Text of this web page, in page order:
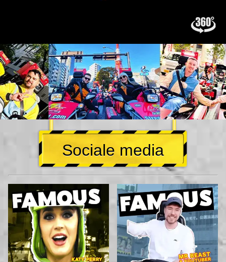
Sociale media